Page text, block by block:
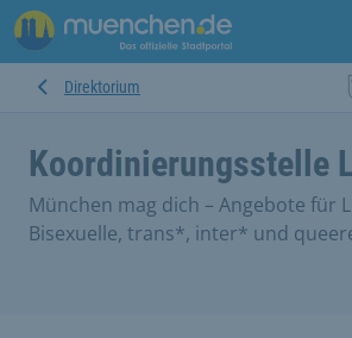
Direktorium
Koordinierungsstelle
München mag dich – Angebote für
Bisexuelle, trans*, inter* und